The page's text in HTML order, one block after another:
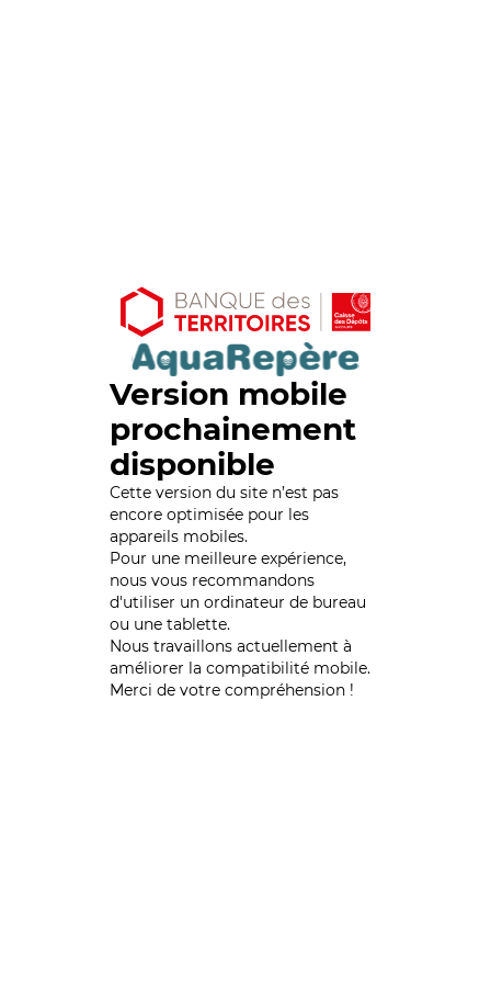
Version mobile
prochainement
disponible
Cette version du site n’est pas
encore optimisée pour les
appareils mobiles.
Pour une meilleure expérience,
nous vous recommandons
d'utiliser un ordinateur de bureau
ou une tablette.
Nous travaillons actuellement à
améliorer la compatibilité mobile.
Merci de votre compréhension !